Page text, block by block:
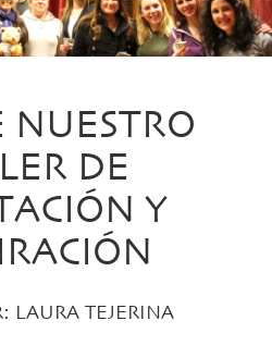
NUESTRO
DE
Y
LAURA TEJERINA